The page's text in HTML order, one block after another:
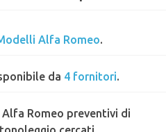
Alfa Romeo.
da 4 fornitori.
Alfa Romeo preventivi di